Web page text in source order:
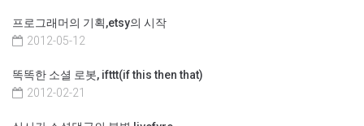
프로그래머의 기획,etsy의 시작
2012-05-12
똑똑한 소셜 로봇, ifttt(if this then that)
2012-02-21